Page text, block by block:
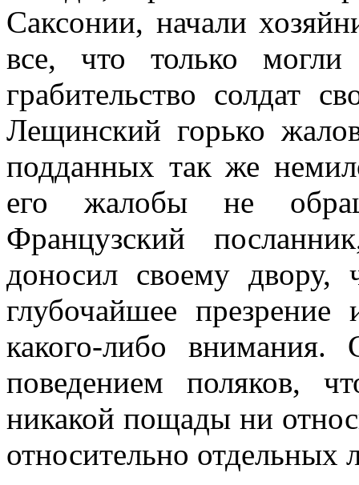
Саксонии, начали
все, что только могли
грабительство солдат
Лещинский горько
подданных так же
его жалобы не
Французский
доносил своему
глубочайшее
какого-либо
поведением поляков,
никакой пощады ни
относительно отдельных